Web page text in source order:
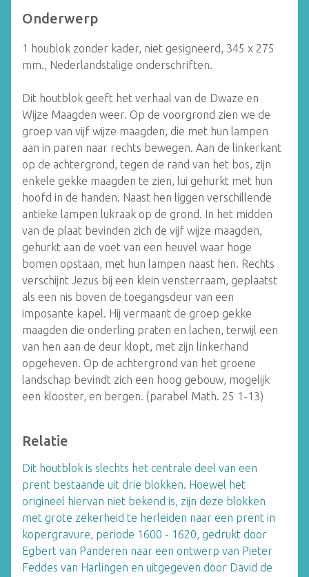
Onderwerp
1 houblok zonder kader, niet gesigneerd, 345 x 275
mm., Nederlandstalige onderschriften.
Dit houtblok geeft het verhaal van de Dwaze en
Wijze Maagden weer. Op de voorgrond zien we de
groep van vijf wijze maagden, die met hun lampen
aan in paren naar rechts bewegen. Aan de linkerkant
op de achtergrond, tegen de rand van het bos, zijn
enkele gekke maagden te zien, lui gehurkt met hun
hoofd in de handen. Naast hen liggen verschillende
antieke lampen lukraak op de grond. In het midden
van de plaat bevinden zich de vijf wijze maagden,
gehurkt aan de voet van een heuvel waar hoge
bomen opstaan, met hun lampen naast hen. Rechts
verschijnt Jezus bij een klein vensterraam, geplaatst
als een nis boven de toegangsdeur van een
imposante kapel. Hij vermaant de groep gekke
maagden die onderling praten en lachen, terwijl een
van hen aan de deur klopt, met zijn linkerhand
opgeheven. Op de achtergrond van het groene
landschap bevindt zich een hoog gebouw, mogelijk
een klooster, en bergen. (parabel Math. 25 1-13)
Relatie
Dit houtblok is slechts het centrale deel van een
prent bestaande uit drie blokken. Hoewel het
origineel hiervan niet bekend is, zijn deze blokken
met grote zekerheid te herleiden naar een prent in
kopergravure, periode 1600 - 1620, gedrukt door
Egbert van Panderen naar een ontwerp van Pieter
Feddes van Harlingen en uitgegeven door David de